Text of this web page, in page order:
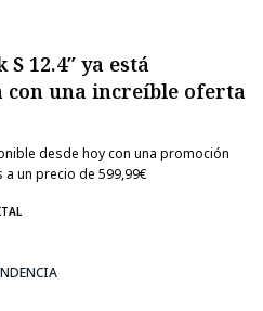
12.4″ ya está
con una increíble oferta
desde hoy con una promoción
un precio de 599,99€